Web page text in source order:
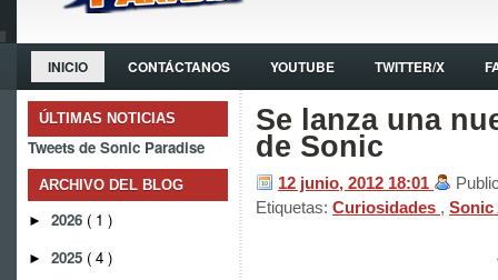
INICIO CONTÁCTANOS YOUTUBE TWITTER/X
ÚLTIMAS NOTICIAS
Tweets de Sonic Paradise
ARCHIVO DEL BLOG
► 2026 ( 1 )
► 2025 ( 4 )
Se lanza una
de Sonic
12 junio, 2012 18:01
Etiquetas: Curiosidades , Sonic